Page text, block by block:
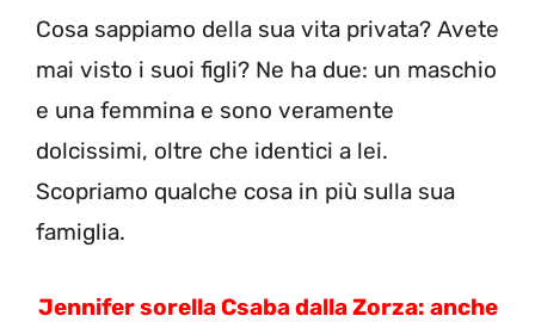
Cosa sappiamo della sua vita privata? Avete
mai visto i suoi figli? Ne ha due: un maschio
e una femmina e sono veramente
dolcissimi, oltre che identici a lei.
Scopriamo qualche cosa in più sulla sua
famiglia.
Jennifer sorella Csaba dalla Zorza: anche